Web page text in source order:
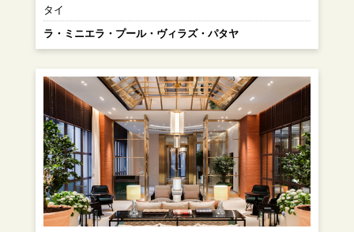
タイ
ラ・ミニエラ・プール・ヴィラズ・パタヤ